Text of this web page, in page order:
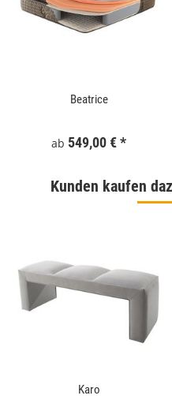
Beatrice
ab 549,00 €*
Kunden kaufen
Karo